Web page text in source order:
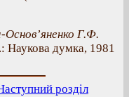
Основ’яненко Г.Ф.
Наукова думка, 1981
розділ